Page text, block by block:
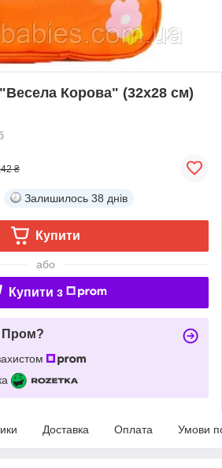
Корова" (32х28 см)
₴
Залишилось 38 днів
Купити
або
Купити з
Пром?
Доставка Оплата Умови